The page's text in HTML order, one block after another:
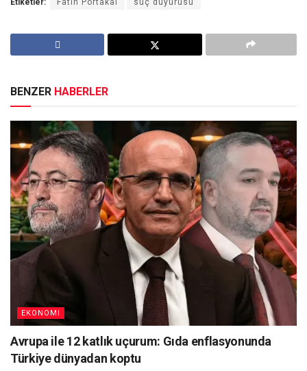
Etiketler: Fatih Portakal suç duyurusu
BENZER HABERLER
EKONOMI
Avrupa ile 12 katlık uçurum: Gıda enflasyonunda
Türkiye dünyadan koptu